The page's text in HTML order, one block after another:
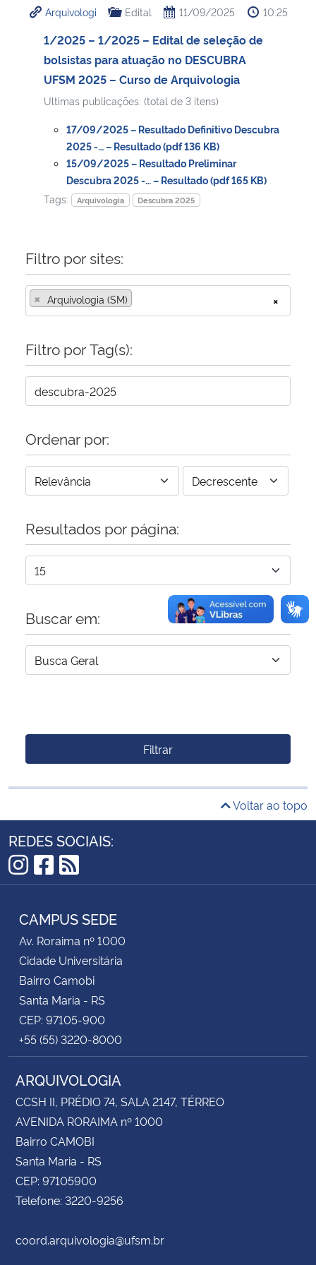
Ministério da Cidadania
Ministério de Minas e Energia
Ministério da Ciência, Tecnologia, Inovações e Comunicações
Ministério do Meio Ambiente
Ministério do Turismo
Controladoria-Geral da União
Ministério da Mulher, da Família e dos Direitos Humanos
Secretaria-Geral
Secretaria de Governo
Banco Central do Brasil
Planalto
Arquivologi Edital 11/09/2025 10:25
1/2025 – 1/2025 – Edital de seleção de
bolsistas para atuação no DESCUBRA
UFSM 2025 – Curso de Arquivologia
Ultimas publicações: (total de 3 itens)
17/09/2025 – Resultado Definitivo Descubra
2025 -… – Resultado (pdf 136 KB)
15/09/2025 – Resultado Preliminar
Descubra 2025 -… – Resultado (pdf 165 KB)
Tags:
Arquivologia Descubra 2025
Filtro por sites:
×
× Arquivologia (SM)
Filtro por Tag(s):
Ordenar por:
Resultados por página:
Buscar em:
Filtrar
Voltar ao topo
REDES SOCIAIS:
Instagram
Facebook
RSS
CAMPUS SEDE
Av. Roraima nº 1000
Cidade Universitária
Bairro Camobi
Santa Maria - RS
CEP: 97105-900
+55 (55) 3220-8000
ARQUIVOLOGIA
CCSH II, PRÉDIO 74, SALA 2147, TÉRREO
AVENIDA RORAIMA nº 1000
Bairro CAMOBI
Santa Maria - RS
CEP: 97105900
Telefone: 3220-9256
coord.arquivologia@ufsm.br